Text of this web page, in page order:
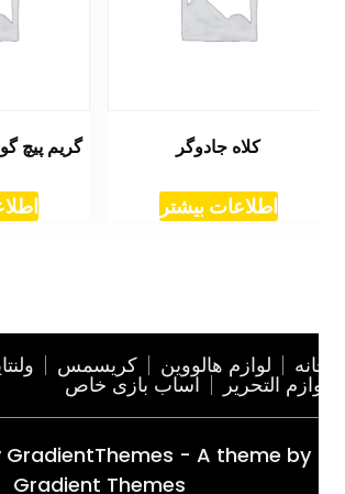
کلاه جادوگر
اطلاعات بیشتر
گریم پیچ
لوازم هالووین کریسمس ولنتاین
التحریر اساب بازی خاص
GradientThemes - A theme by
Gradient Themes